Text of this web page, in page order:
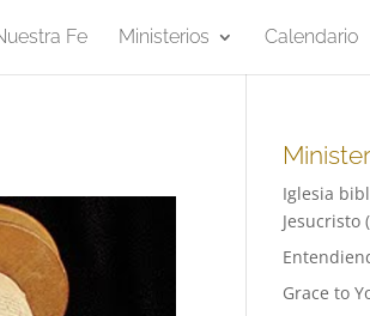
Fe Ministerios Calendario
Iglesia
Jesucristo
Grace to